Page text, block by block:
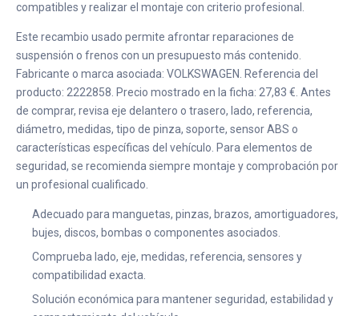
compatibles y realizar el montaje con criterio profesional.
Este recambio usado permite afrontar reparaciones de
suspensión o frenos con un presupuesto más contenido.
Fabricante o marca asociada: VOLKSWAGEN. Referencia del
producto: 2222858. Precio mostrado en la ficha: 27,83 €. Antes
de comprar, revisa eje delantero o trasero, lado, referencia,
diámetro, medidas, tipo de pinza, soporte, sensor ABS o
características específicas del vehículo. Para elementos de
seguridad, se recomienda siempre montaje y comprobación por
un profesional cualificado.
Adecuado para manguetas, pinzas, brazos, amortiguadores,
bujes, discos, bombas o componentes asociados.
Comprueba lado, eje, medidas, referencia, sensores y
compatibilidad exacta.
Solución económica para mantener seguridad, estabilidad y